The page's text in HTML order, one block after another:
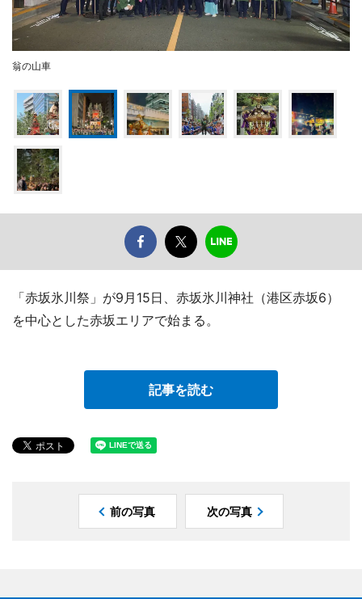
翁の山車
「赤坂氷川祭」が9月15日、赤坂氷川神社（港区赤坂6）
を中心とした赤坂エリアで始まる。
記事を読む
前の写真 次の写真